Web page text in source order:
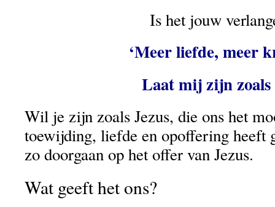
Is het jouw
‘Meer liefde, meer
Laat mij zijn
Wil je zijn zoals Jezus, die ons het
toewijding, liefde en opoffering heeft
zo doorgaan op het offer van Jezus.
Wat geeft het ons?